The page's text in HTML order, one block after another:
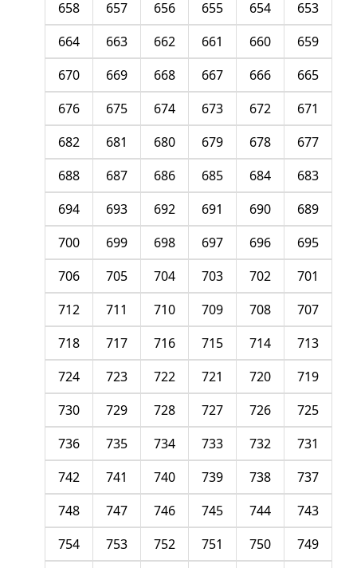
653
654
655
656
657
658
659
660
661
662
663
664
665
666
667
668
669
670
671
672
673
674
675
676
677
678
679
680
681
682
683
684
685
686
687
688
689
690
691
692
693
694
695
696
697
698
699
700
701
702
703
704
705
706
707
708
709
710
711
712
713
714
715
716
717
718
719
720
721
722
723
724
725
726
727
728
729
730
731
732
733
734
735
736
737
738
739
740
741
742
743
744
745
746
747
748
749
750
751
752
753
754